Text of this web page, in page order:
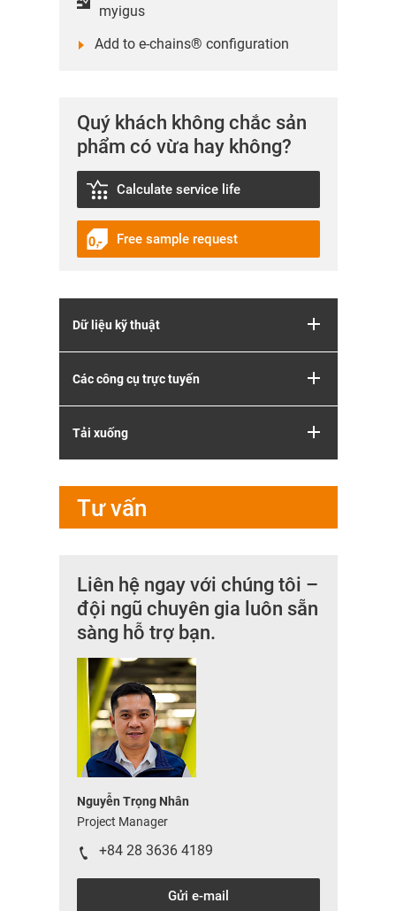
myigus
Add to e-chains® configuration
Quý khách không chắc sản
phẩm có vừa hay không?
Calculate service life
Free sample request
Dữ liệu kỹ thuật
Các công cụ trực tuyến
Tải xuống
Tư vấn
Liên hệ ngay với chúng tôi –
đội ngũ chuyên gia luôn sẵn
sàng hỗ trợ bạn.
Nguyễn Trọng Nhân
Project Manager
+84 28 3636 4189
Gửi e-mail